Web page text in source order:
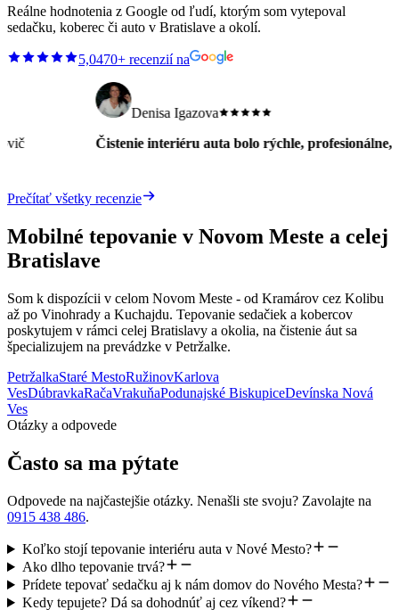
Reálne hodnotenia z Google od ľudí, ktorým som vytepoval
sedačku, koberec či auto v Bratislave a okolí.
5,0470+ recenzií na
Denisa Igazova
interiéru auta bolo rýchle, profesionálne,auto som si
Prečítať všetky recenzie
Mobilné tepovanie v Novom Meste a celej
Bratislave
Som k dispozícii v celom Novom Meste - od Kramárov cez Kolibu
až po Vinohrady a Kuchajdu. Tepovanie sedačiek a kobercov
poskytujem v rámci celej Bratislavy a okolia, na čistenie áut sa
špecializujem na prevádzke v Petržalke.
PetržalkaStaré MestoRužinovKarlova
VesDúbravkaRačaVrakuňaPodunajské BiskupiceDevínska Nová
Ves
Otázky a odpovede
Často sa ma pýtate
Odpovede na najčastejšie otázky. Nenašli ste svoju? Zavolajte na
0915 438 486.
Koľko stojí tepovanie interiéru auta v Nové Mesto?
Ako dlho tepovanie trvá?
Prídete tepovať sedačku aj k nám domov do Nového Mesta?
Kedy tepujete? Dá sa dohodnúť aj cez víkend?